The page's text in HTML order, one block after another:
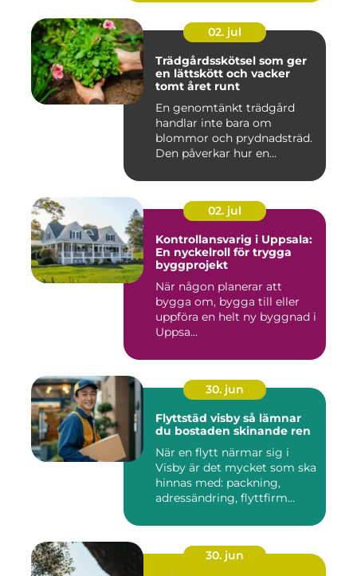
02. jul
Trädgårdsskötsel som ger
en lättskött och vacker
tomt året runt
En genomtänkt trädgård
handlar inte bara om
blommor och prydnadsträd.
Den påverkar hur en
02. jul
Kontrollansvarig i Uppsala:
En nyckelroll för trygga
byggprojekt
När någon planerar att
bygga om, bygga till eller
uppföra en helt ny byggnad i
Uppsa...
30. jun
Flyttstäd visby så lämnar
du bostaden skinande ren
När en flytt närmar sig i
Visby är det mycket som ska
hinnas med: packning,
adressändring, flyttfirm...
30. jun